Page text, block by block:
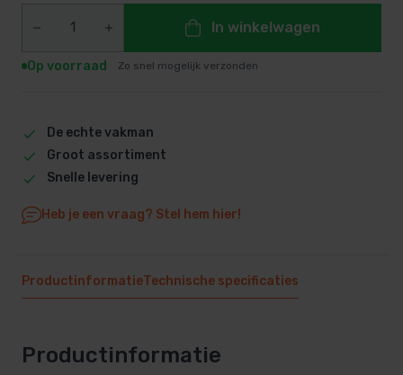
In winkelwagen
Op voorraad Zo snel mogelijk verzonden
De echte vakman
Groot assortiment
Snelle levering
Heb je een vraag? Stel hem hier!
ProductinformatieTechnische specificaties
Productinformatie